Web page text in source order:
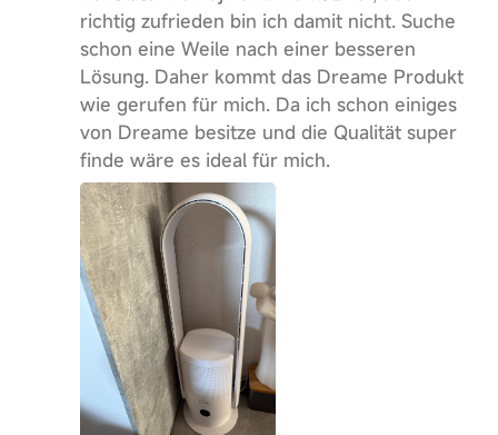
richtig zufrieden bin ich damit nicht. Suche
schon eine Weile nach einer besseren
Lösung. Daher kommt das Dreame Produkt
wie gerufen für mich. Da ich schon einiges
von Dreame besitze und die Qualität super
finde wäre es ideal für mich.